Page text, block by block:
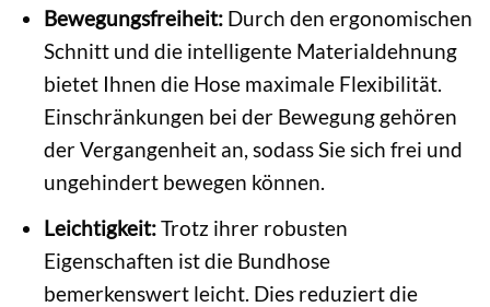
Bewegungsfreiheit:Durch den ergonomischen
Schnitt und die intelligente Materialdehnung
bietet Ihnen die Hose maximale Flexibilität.
Einschränkungen bei der Bewegung gehören
der Vergangenheit an, sodass Sie sich frei und
ungehindert bewegen können.
Leichtigkeit:Trotz ihrer robusten
Eigenschaften ist die Bundhose
bemerkenswert leicht. Dies reduziert die